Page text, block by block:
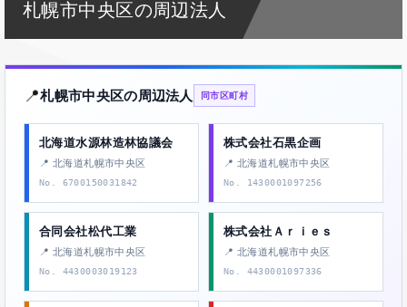
札幌市中央区の周辺法人
📍札幌市中央区の周辺法人 同市区町村
北海道水源林造林協議会
📍 北海道札幌市中央区
No. 6700150031842
株式会社石黒企画
📍 北海道札幌市中央区
No. 1430001097256
合同会社松代工業
📍 北海道札幌市中央区
No. 4430003019123
株式会社Ａｒｉｅｓ
📍 北海道札幌市中央区
No. 4430001097336